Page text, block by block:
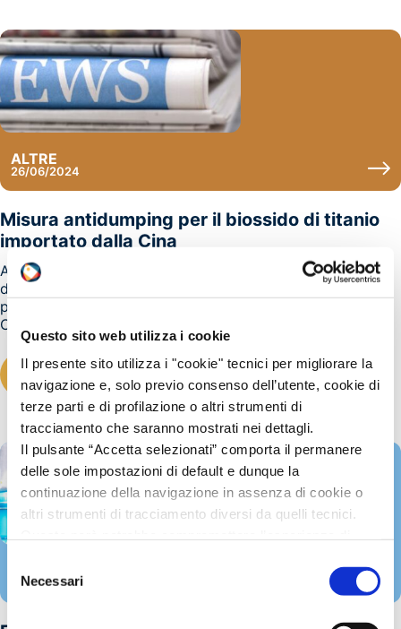
Questo sito web utilizza i cookie
Il presente sito utilizza i "cookie" tecnici per migliorare la
navigazione e, solo previo consenso dell’utente, cookie di
terze parti e di profilazione o altri strumenti di
tracciamento che saranno mostrati nei dettagli.
Il pulsante “Accetta selezionati” comporta il permanere
delle sole impostazioni di default e dunque la
continuazione della navigazione in assenza di cookie o
altri strumenti di tracciamento diversi da quelli tecnici.
Invitiamo a prendere visione della nostra policy in
conformità al Reg. UE 679/2016 (GDPR) al seguente link
del
consenso
Necessari
ALTRE
26/06/2024
Misura antidumping per il biossido di titanio
importato dalla Cina
A seguito della denuncia presentata il 29 settembre 2023
dall’European Titanium Dioxide Ad Hoc Coalition (ETDC)
per conto di un gruppo fabbricanti comunitari, la
Commissione Europea ha adottato, come misura...
LEGGI TUTTO
02/07/2024